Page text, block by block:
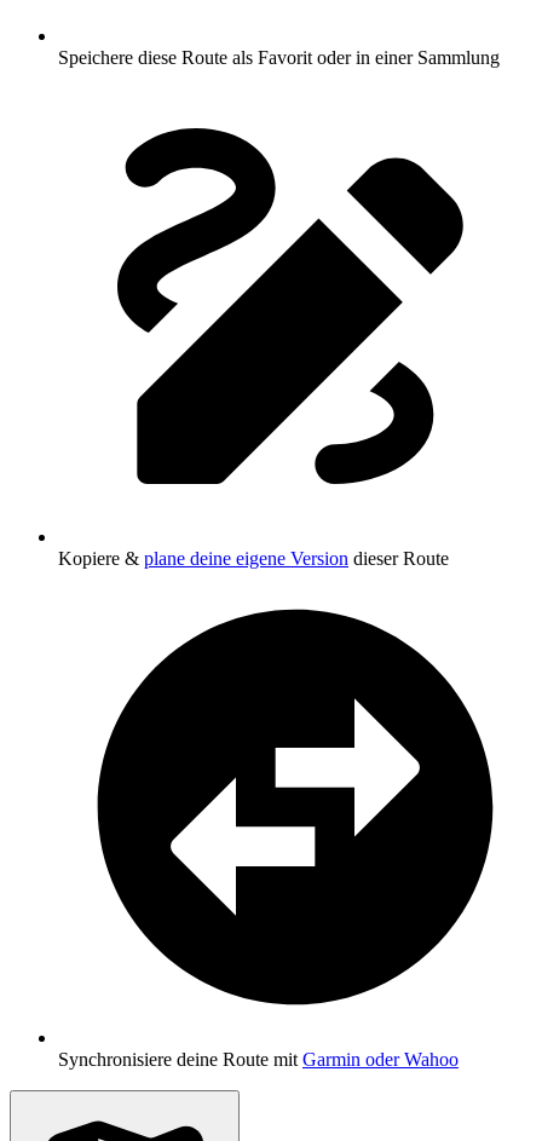
Speichere diese Route als Favorit oder in einer Sammlung
Kopiere & plane deine eigene Version dieser Route
Synchronisiere deine Route mit Garmin oder Wahoo